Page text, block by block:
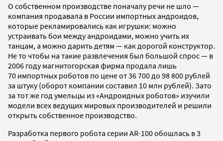
О собственном производстве поначалу речи не шло —
компания продавала в России импортных андроидов,
которые рекламировались как игрушки: можно
устраивать бои между андроидами, можно учить их
танцам, а можно дарить детям — как дорогой конструктор.
Не то чтобы на такие развлечения был большой спрос — в
2006 году магнитогорская фирма продала лишь
70 импортных роботов по цене от 36 700 до 98 800 рублей
за штуку (оборот компании составил 10 млн рублей). Зато
за тот же год умельцы из «Андроидных роботов» изучили
модели всех ведущих мировых производителей и решили
открыть собственное производство.
Разработка первого робота серии AR-100 обошлась в 3